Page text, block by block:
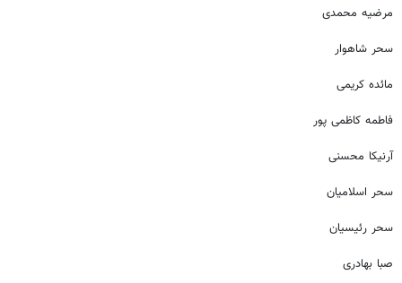
مرضیه محمدی
سحر شاهوار
مائده کریمی
فاطمه کاظمی پور
آرنیکا محسنی
سحر اسلامیان
سحر رئیسیان
صبا بهادری